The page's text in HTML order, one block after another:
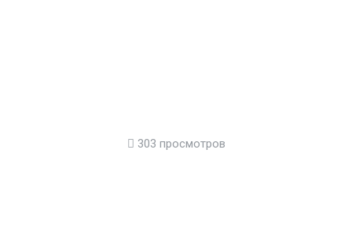
303 просмотров